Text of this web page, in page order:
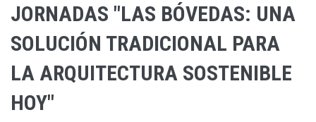
JORNADAS "LAS BÓVEDAS: UNA
SOLUCIÓN TRADICIONAL PARA
LA ARQUITECTURA SOSTENIBLE
HOY"